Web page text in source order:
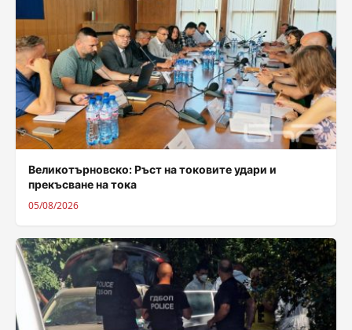
Великотърновско: Ръст на токовите удари и
прекъсване на тока
05/08/2026